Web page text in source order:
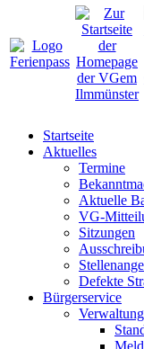
Startseite
Aktuelles
Termine
Aktuelle
VG-
Sitzungen
Defekte
Bürgerservice